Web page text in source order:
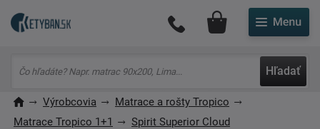
Hľadať
Môj účet
Výrobcovia
Matrace a rošty Tropico
Matrace Tropico 1+1
Spirit Superior Cloud